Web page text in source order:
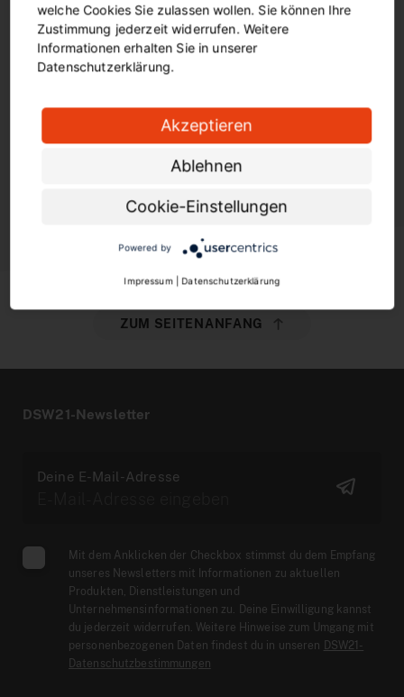
Organisation ein.
Geben Sie die vollständige URL der Website an,
auf der das Widget eingebunden werden soll.
Widget auf Ihrer Website einzubinden.
JETZT WIDGET ERSTELLEN
ZUM SEITENANFANG
DSW21-Newsletter
Deine E-Mail-Adresse
Mit dem Anklicken der Checkbox stimmst du dem Empfang
unseres Newsletters mit Informationen zu aktuellen
Produkten, Dienstleistungen und
Unternehmensinformationen zu. Deine Einwilligung kannst
du jederzeit widerrufen. Weitere Hinweise zum Umgang mit
personenbezogenen Daten findest du in unseren DSW21-
Datenschutzbestimmungen
welche Cookies Sie zulassen wollen. Sie können Ihre
Zustimmung jederzeit widerrufen. Weitere
Informationen erhalten Sie in unserer
Datenschutzerklärung.
Akzeptieren
Ablehnen
Cookie-Einstellungen
Powered by
Impressum Datenschutzerklärung